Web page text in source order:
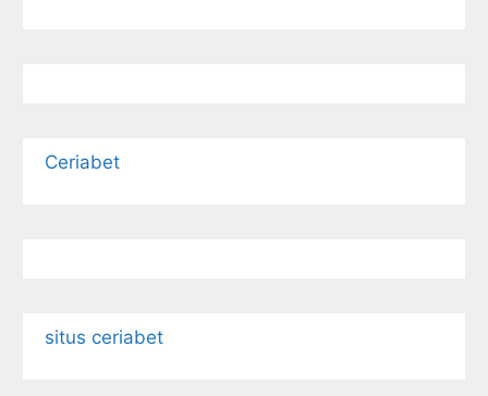
Ceriabet
situs ceriabet